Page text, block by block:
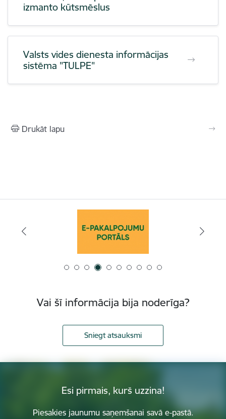
izmanto kūtsmēslus
Valsts vides dienesta informācijas
sistēma "TULPE"
Drukāt lapu
Vai šī informācija bija noderīga?
Sniegt atsauksmi
Esi pirmais, kurš uzzina!
Piesakies jaunumu saņemšanai savā e-pastā.